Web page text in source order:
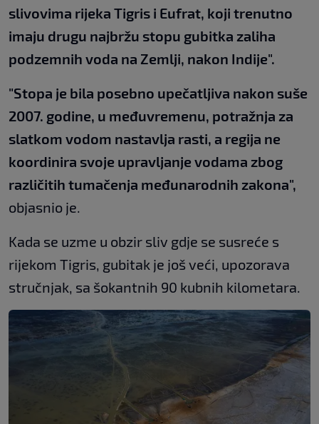
slivovima rijeka Tigris i Eufrat, koji trenutno
imaju drugu najbržu stopu gubitka zaliha
podzemnih voda na Zemlji, nakon Indije".
"Stopa je bila posebno upečatljiva nakon suše
2007. godine, u međuvremenu, potražnja za
slatkom vodom nastavlja rasti, a regija ne
koordinira svoje upravljanje vodama zbog
različitih tumačenja međunarodnih zakona",
objasnio je.
Kada se uzme u obzir sliv gdje se susreće s
rijekom Tigris, gubitak je još veći, upozorava
stručnjak, sa šokantnih 90 kubnih kilometara.